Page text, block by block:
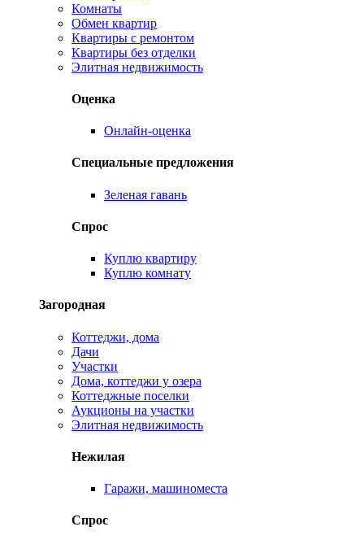
Комнаты
Обмен квартир
Квартиры с ремонтом
Квартиры без отделки
Элитная недвижимость
Оценка
Онлайн-оценка
Специальные предложения
Зеленая гавань
Спрос
Куплю квартиру
Куплю комнату
Загородная
Коттеджи, дома
Дачи
Участки
Дома, коттеджи у озера
Коттеджные поселки
Аукционы на участки
Элитная недвижимость
Нежилая
Гаражи, машиноместа
Спрос